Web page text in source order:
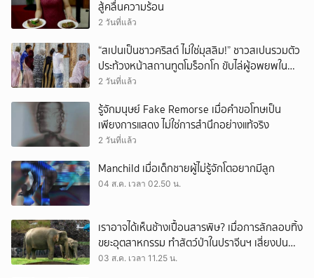
สู้คลื่นความร้อน
2 วันที่แล้ว
“สเปนเป็นชาวคริสต์ ไม่ใช่มุสลิม!” ชาวสเปนรวมตัว
ประท้วงหน้าสถานทูตโมร็อกโก ขับไล่ผู้อพยพใน
เมืองเซวตาออกนอกประเทศ
2 วันที่แล้ว
รู้จักมนุษย์ Fake Remorse เมื่อคำขอโทษเป็น
เพียงการแสดง ไม่ใช่การสำนึกอย่างแท้จริง
2 วันที่แล้ว
Manchild เมื่อเด็กชายผู้ไม่รู้จักโตอยากมีลูก
04 ส.ค. เวลา 02.50 น.
เราอาจได้เห็นช้างเปื้อนสารพิษ? เมื่อการลักลอบทิ้ง
ขยะอุตสาหกรรม ทำสัตว์ป่าในปราจีนฯ เสี่ยงปน
เปื้อน
03 ส.ค. เวลา 11.25 น.